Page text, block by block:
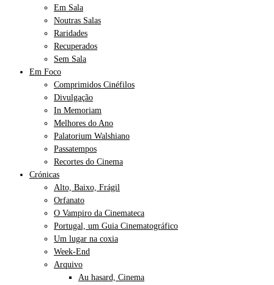
Em Sala
Noutras Salas
Raridades
Recuperados
Sem Sala
Em Foco
Comprimidos Cinéfilos
Divulgação
In Memoriam
Melhores do Ano
Palatorium Walshiano
Passatempos
Recortes do Cinema
Crónicas
Alto, Baixo, Frágil
Orfanato
O Vampiro da Cinemateca
Portugal, um Guia Cinematográfico
Um lugar na coxia
Week-End
Arquivo
Au hasard, Cinema